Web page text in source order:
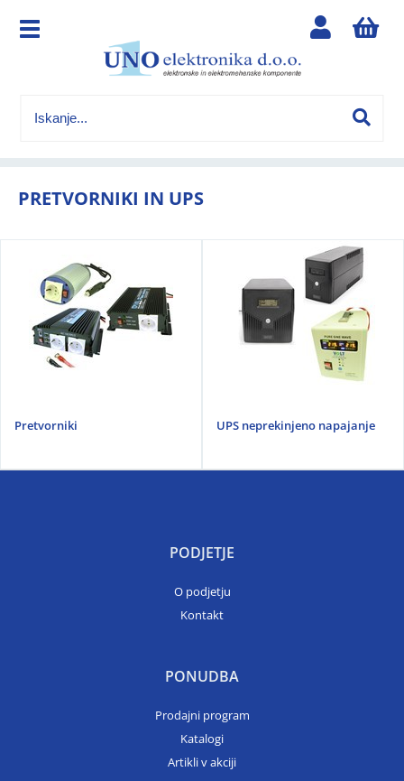
PRETVORNIKI IN UPS
Pretvorniki UPS neprekinjeno napajanje
PODJETJE
O podjetju
Kontakt
PONUDBA
Prodajni program
Katalogi
Artikli v akciji